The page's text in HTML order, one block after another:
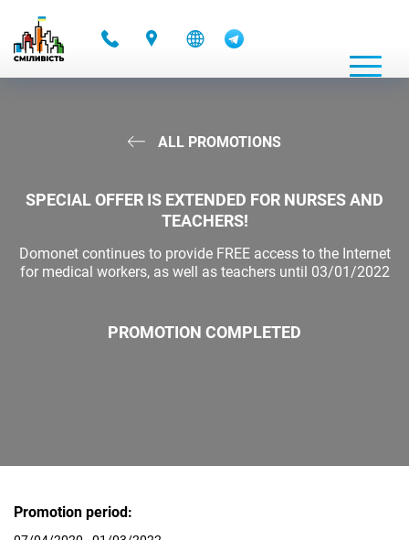
ALL PROMOTIONS
SPECIAL OFFER IS EXTENDED FOR NURSES AND
TEACHERS!
Domonet continues to provide FREE access to the Internet
for medical workers, as well as teachers until 03/01/2022
PROMOTION COMPLETED
Promotion period: